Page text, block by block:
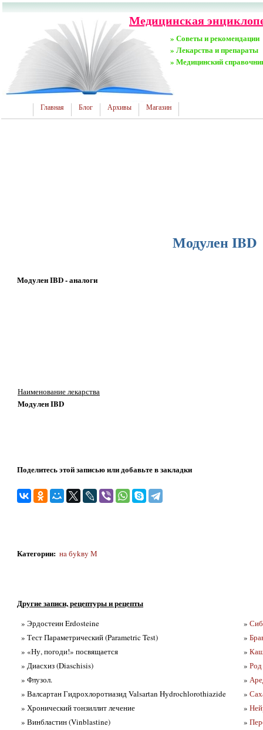
Медицинская
» Советы и рекомендации
» Лекарства и препараты
» Медицинский
Главная Блог Архивы Магазин
Модулен IBD
Модулен IBD - аналоги
Наименование лекарства
Модулен IBD
Поделитесь этой записью или добавьте в закладки
Категории: нa бykвy М
Другие записи, рецептуры и рецепты
» Эрдостеин Erdosteine
» Тест Параметрический (Parametric Test)
» «Ну, погоди!» посвящается
» Диасхиз (Diaschisis)
» Флузол.
» Валсартан Гидрохлоротиазид Valsartan Hydrochlorothiazide
» Хронический тонзиллит лечение
» Винбластин (Vinblastine)
»
»
»
»
»
»
»
»